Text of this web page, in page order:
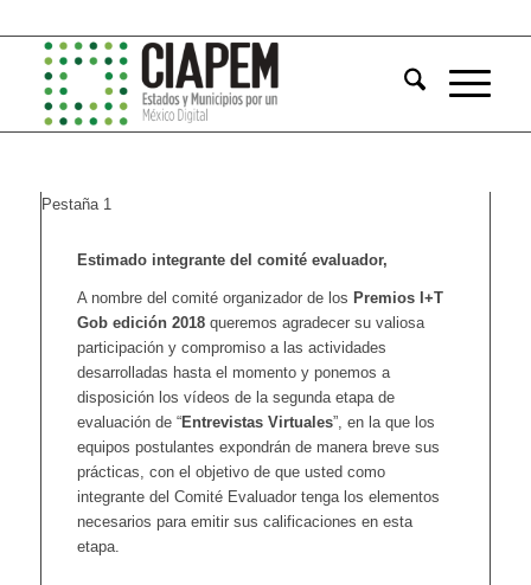
Pestaña 1
Estimado integrante del comité evaluador,
A nombre del comité organizador de los Premios I+T
Gob edición 2018queremos agradecer su valiosa
participación y compromiso a las actividades
desarrolladas hasta el momento y ponemos a
disposición los vídeos de la segunda etapa de
evaluación de “Entrevistas Virtuales”, en la que los
equipos postulantes expondrán de manera breve sus
prácticas, con el objetivo de que usted como
integrante del Comité Evaluador tenga los elementos
necesarios para emitir sus calificaciones en esta
etapa.